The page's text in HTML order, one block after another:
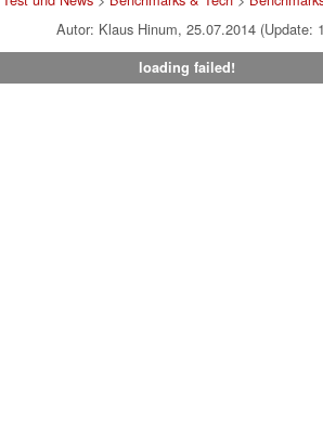
Autor: Klaus Hinum, 25.07.2014 (Update:
loading failed!